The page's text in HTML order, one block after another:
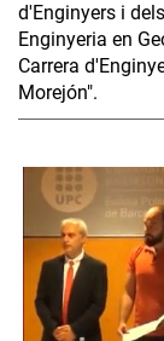
d'Enginyers i
Enginyeria en
Carrera
Morejón".